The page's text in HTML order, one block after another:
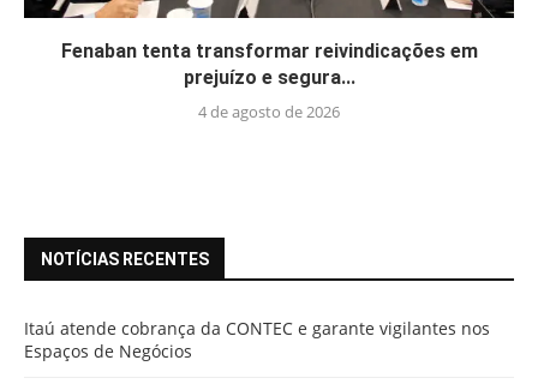
Fenaban tenta transformar reivindicações em
prejuízo e segura...
4 de agosto de 2026
NOTÍCIAS RECENTES
Itaú atende cobrança da CONTEC e garante vigilantes nos
Espaços de Negócios